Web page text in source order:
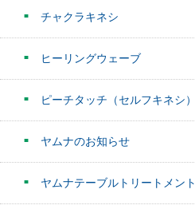
チャクラキネシ
ヒーリングウェーブ
ピーチタッチ（セルフキネシ）
ヤムナのお知らせ
ヤムナテーブルトリートメント